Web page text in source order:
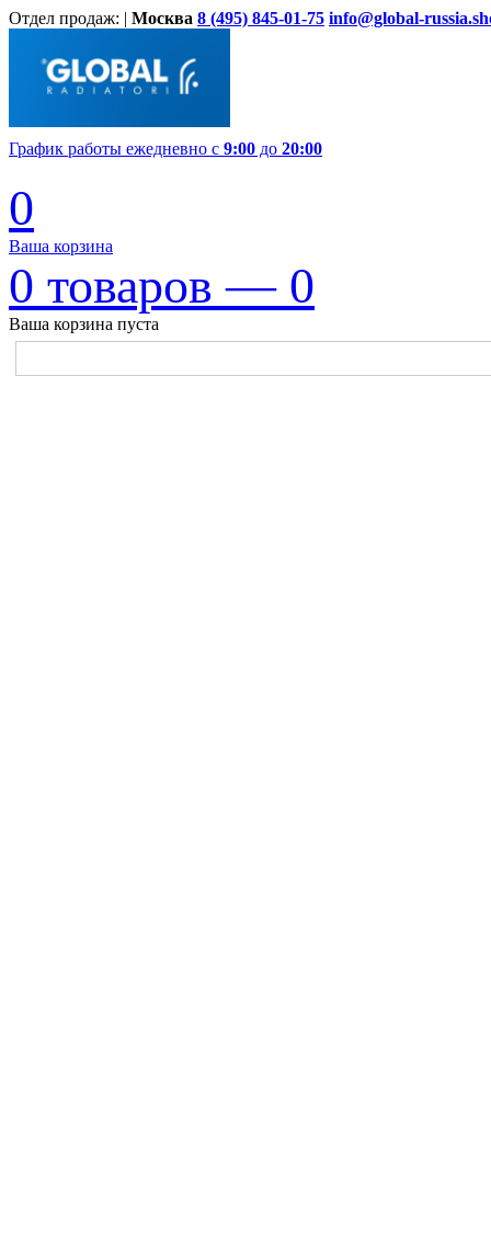
Отдел продаж: | Москва 8 (495) 845-01-75 info@global-
График работы ежедневно с 9:00 до 20:00
0
Ваша корзина
0 товаров — 0
Ваша корзина пуста